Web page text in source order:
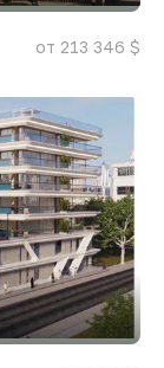
от 213 346 $